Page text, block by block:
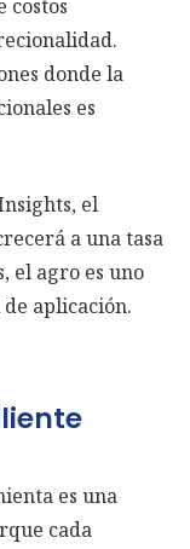
costos
donde la
es
el
a una tasa
el agro es uno
aplicación.
es una
cada